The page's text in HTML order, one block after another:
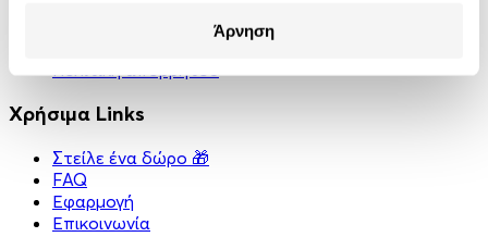
Άρνηση
Πολιτική απορρήτου
Χρήσιμα Links
Στείλε ένα δώρο 🎁
FAQ
Εφαρμογή
Επικοινωνία